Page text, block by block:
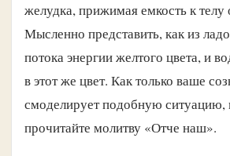
желудка, прижимая емкость к
Мысленно представить, как из
потока энергии желтого цвета, и
в этот же цвет. Как только ваше
смоделирует подобную ситуацию,
прочитайте молитву «Отче наш».